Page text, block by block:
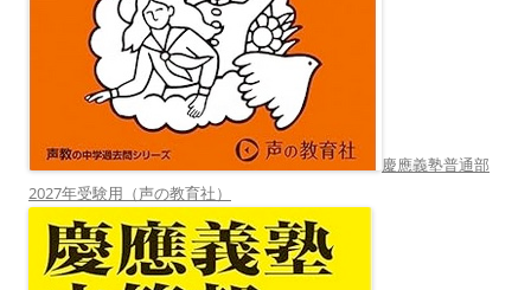
慶應義塾普通部
2027年受験用（声の教育社）